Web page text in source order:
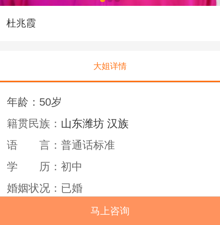
杜兆霞
大姐详情
年龄：50岁
籍贯民族： 山东潍坊 汉族
语 言： 普通话标准
学 历：初中
婚姻状况： 已婚
马上咨询